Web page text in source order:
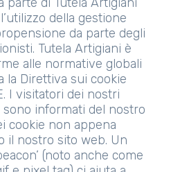
della gestione
da parte degli
Tutela Artigiani è
alle normative globali
la Direttiva sui cookie
I visitatori dei nostri
sono informati del nostro
cookie non appena
il nostro sito web. Un
(noto anche come